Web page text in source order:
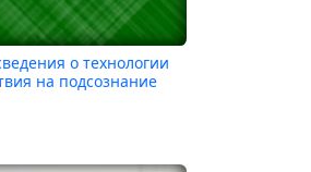
о технологии
на подсознание